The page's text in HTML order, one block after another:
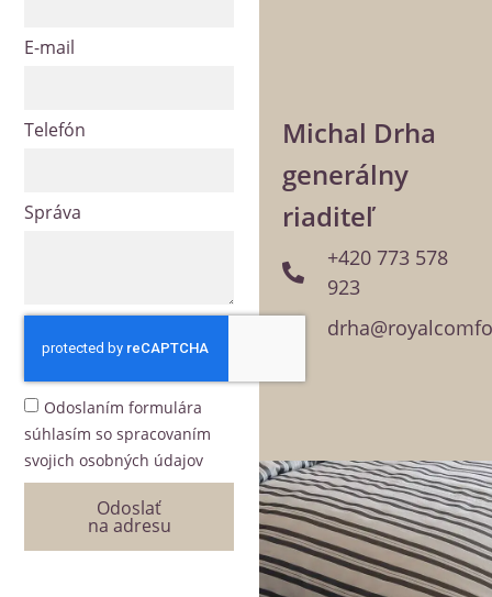
E-mail
Telefón
Správa
Odoslaním formulára
súhlasím so spracovaním
svojich osobných údajov
Odoslať
na adresu
Michal Drha
generálny
riaditeľ
+420 773 578
923